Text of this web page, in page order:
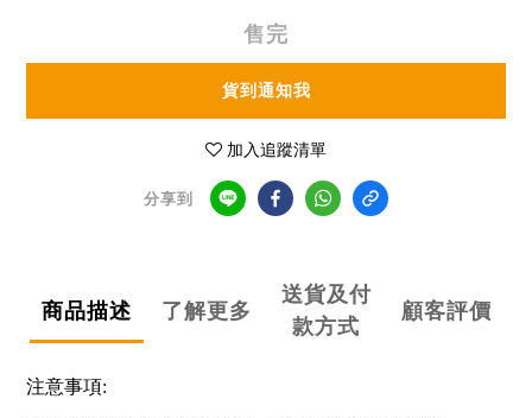
售完
貨到通知我
加入追蹤清單
分享到
商品描述 了解更多
送貨及付
款方式
顧客評價
注意事項: